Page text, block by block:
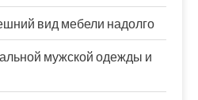
вид мебели надолго
мужской одежды и